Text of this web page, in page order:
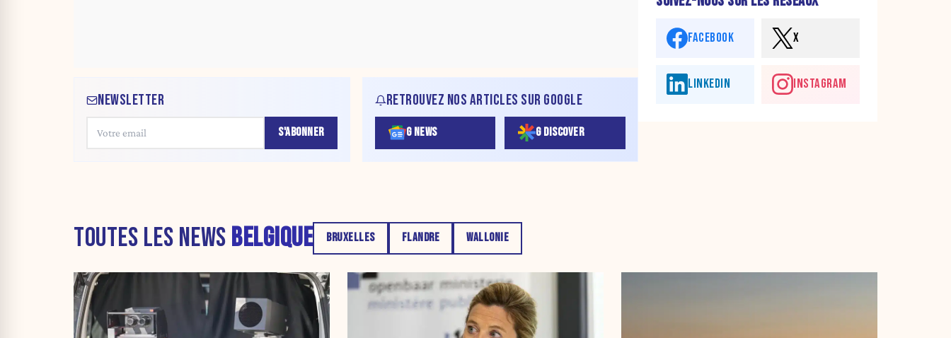
NEWSLETTER
S'ABONNER
RETROUVEZ NOS ARTICLES SUR GOOGLE
G NEWS G DISCOVER
FACEBOOK X
LINKEDIN INSTAGRAM
TOUTES LES NEWS BELGIQUE BRUXELLES FLANDRE WALLONIE